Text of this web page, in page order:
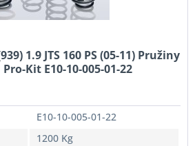
1.9 JTS 160 PS (05-11) Pružiny
Kit E10-10-005-01-22
E10-10-005-01-22
1200 Kg